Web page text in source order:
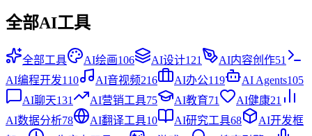
全部AI工具
全部工具 AI绘画106 AI设计121 AI内容创作51
AI编程开发110 AI音视频216 AI办公119 AI Agents105
AI聊天131 AI营销工具75 AI教育71 AI健康21
AI数据分析78 AI翻译工具10 AI研究工具68
AI开发框